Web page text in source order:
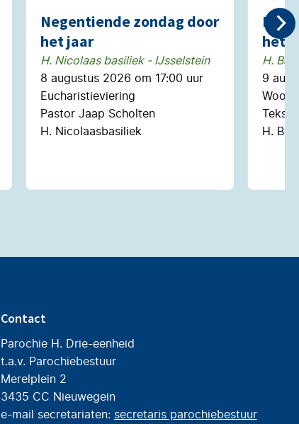
Negentiende zondag door
het jaar
H. Nicolaas basiliek - IJsselstein
8 augustus 2026 om 17:00 uur
Eucharistieviering
Pastor Jaap Scholten
H. Nicolaasbasiliek
het
H.
9
H.
Contact
Parochie H. Drie-eenheid
t.a.v. Parochiebestuur
Merelplein 2
3435 CC Nieuwegein
e-mail secretariaten: secretaris parochiebestuur